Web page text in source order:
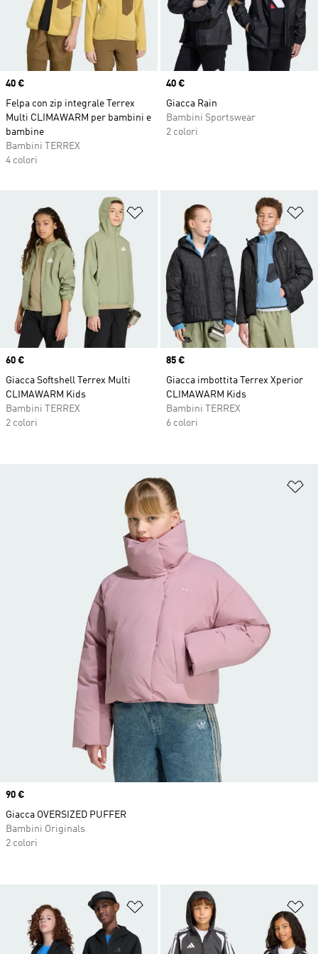
Price
40 €
Felpa con zip integrale Terrex
Multi CLIMAWARM per bambini e
bambine
Bambini TERREX
4 colori
Price
40 €
Giacca Rain
Bambini Sportswear
2 colori
Aggiungi alla lista dei desideri
Price
60 €
Giacca Softshell Terrex Multi
CLIMAWARM Kids
Bambini TERREX
2 colori
Price
85 €
Giacca imbottita Terrex Xperior
CLIMAWARM Kids
Bambini TERREX
6 colori
Aggiungi alla lista dei desideri
Price
90 €
Giacca OVERSIZED PUFFER
Bambini Originals
2 colori